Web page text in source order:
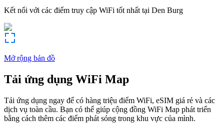
Kết nối với các điểm truy cập WiFi tốt nhất tại Den Burg
Mở rộng bản đồ
Tải ứng dụng WiFi Map
Tải ứng dụng ngay để có hàng triệu điểm WiFi, eSIM giá rẻ và các
dịch vụ toàn cầu. Bạn có thể giúp cộng đồng WiFi Map phát triển
bằng cách thêm các điểm phát sóng trong khu vực của mình.